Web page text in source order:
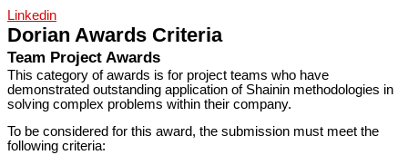
Linkedin
Dorian Awards Criteria
Team Project Awards
This category of awards is for project teams who have
demonstrated outstanding application of Shainin methodologies in
solving complex problems within their company.
To be considered for this award, the submission must meet the
following criteria: